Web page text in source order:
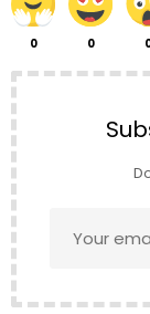
0 0